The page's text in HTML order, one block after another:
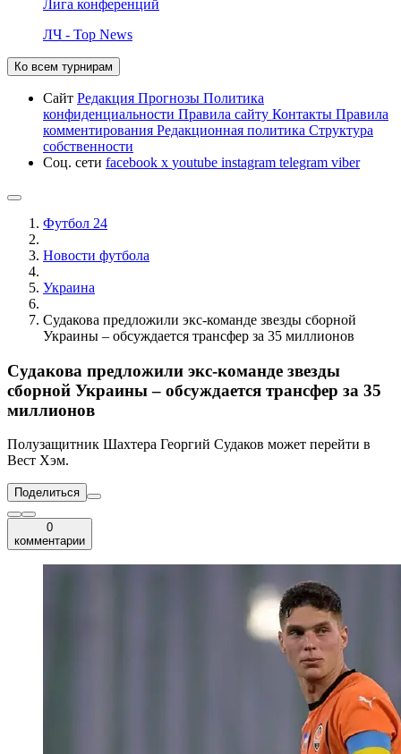
Лига конференций
ЛЧ - Top News
Ко всем турнирам
Сайт Редакция Прогнозы Политика
конфиденциальности Правила сайту Контакты Правила
комментирования Редакционная политика Структура
собственности
Соц. сети facebook x youtube instagram telegram viber
Футбол 24
Новости футбола
Украина
Судакова предложили экс-команде звезды сборной
Украины – обсуждается трансфер за 35 миллионов
Судакова предложили экс-команде звезды
сборной Украины – обсуждается трансфер за 35
миллионов
Полузащитник Шахтера Георгий Судаков может перейти в
Вест Хэм.
Поделиться
0
комментарии